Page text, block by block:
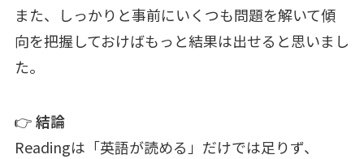
また、しっかりと事前にいくつも問題を解いて傾
向を把握しておけばもっと結果は出せると思いまし
た。
👉結論
Readingは「英語が読める」だけでは足りず、